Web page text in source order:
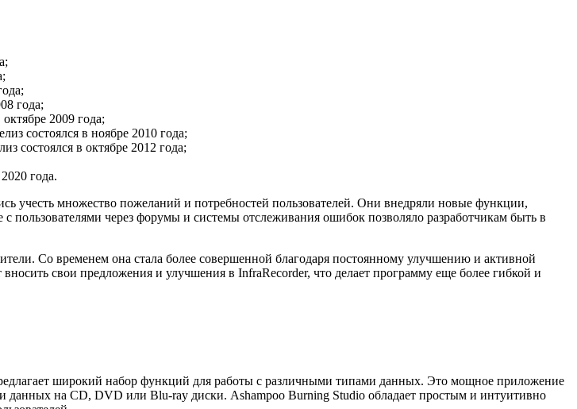
года;
2009 года;
состоялся в ноябре 2010 года;
состоялся в октябре 2012 года;
года.
учесть множество пожеланий и потребностей пользователей. Они внедряли новые функции,
через форумы и системы отслеживания ошибок позволяло разработчикам быть в
Со временем она стала более совершенной благодаря постоянному улучшению и активной
свои предложения и улучшения в InfraRecorder, что делает программу еще более гибкой и
широкий набор функций для работы с различными типами данных. Это мощное приложение
данных на CD, DVD или Blu-ray диски. Ashampoo Burning Studio обладает простым и интуитивно